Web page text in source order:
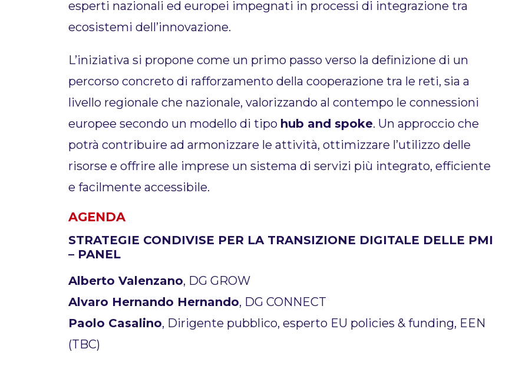
esperti nazionali ed europei impegnati in processi di integrazione tra
ecosistemi dell’innovazione.
L’iniziativa si propone come un primo passo verso la definizione di un
percorso concreto di rafforzamento della cooperazione tra le reti, sia a
livello regionale che nazionale, valorizzando al contempo le connessioni
europee secondo un modello di tipo hub and spoke. Un approccio che
potrà contribuire ad armonizzare le attività, ottimizzare l’utilizzo delle
risorse e offrire alle imprese un sistema di servizi più integrato, efficiente
e facilmente accessibile.
AGENDA
STRATEGIE CONDIVISE PER LA TRANSIZIONE DIGITALE DELLE PMI
– PANEL
Alberto Valenzano, DG GROW
Alvaro Hernando Hernando, DG CONNECT
Paolo Casalino, Dirigente pubblico, esperto EU policies & funding, EEN
(TBC)